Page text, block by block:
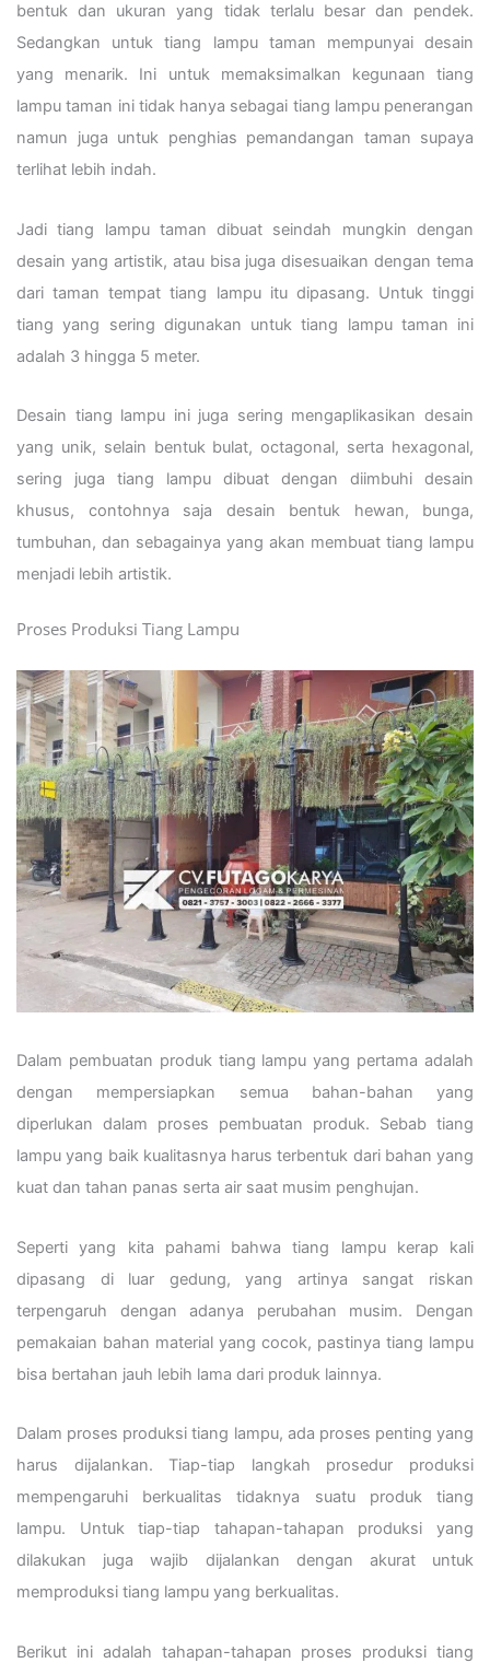
bentuk dan ukuran yang tidak terlalu besar dan pendek.
Sedangkan untuk tiang lampu taman mempunyai desain
yang menarik. Ini untuk memaksimalkan kegunaan tiang
lampu taman ini tidak hanya sebagai tiang lampu penerangan
namun juga untuk penghias pemandangan taman supaya
terlihat lebih indah.
Jadi tiang lampu taman dibuat seindah mungkin dengan
desain yang artistik, atau bisa juga disesuaikan dengan tema
dari taman tempat tiang lampu itu dipasang. Untuk tinggi
tiang yang sering digunakan untuk tiang lampu taman ini
adalah 3 hingga 5 meter.
Desain tiang lampu ini juga sering mengaplikasikan desain
yang unik, selain bentuk bulat, octagonal, serta hexagonal,
sering juga tiang lampu dibuat dengan diimbuhi desain
khusus, contohnya saja desain bentuk hewan, bunga,
tumbuhan, dan sebagainya yang akan membuat tiang lampu
menjadi lebih artistik.
Proses Produksi Tiang Lampu
Dalam pembuatan produk tiang lampu yang pertama adalah
dengan mempersiapkan semua bahan-bahan yang
diperlukan dalam proses pembuatan produk. Sebab tiang
lampu yang baik kualitasnya harus terbentuk dari bahan yang
kuat dan tahan panas serta air saat musim penghujan.
Seperti yang kita pahami bahwa tiang lampu kerap kali
dipasang di luar gedung, yang artinya sangat riskan
terpengaruh dengan adanya perubahan musim. Dengan
pemakaian bahan material yang cocok, pastinya tiang lampu
bisa bertahan jauh lebih lama dari produk lainnya.
Dalam proses produksi tiang lampu, ada proses penting yang
harus dijalankan. Tiap-tiap langkah prosedur produksi
mempengaruhi berkualitas tidaknya suatu produk tiang
lampu. Untuk tiap-tiap tahapan-tahapan produksi yang
dilakukan juga wajib dijalankan dengan akurat untuk
memproduksi tiang lampu yang berkualitas.
Berikut ini adalah tahapan-tahapan proses produksi tiang